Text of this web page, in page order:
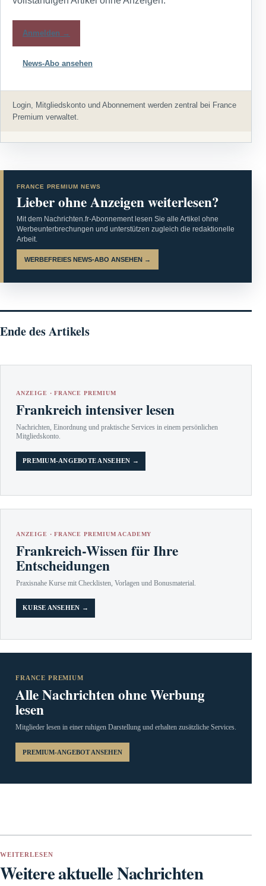
Anmelden →
News-Abo ansehen
Login, Mitgliedskonto und Abonnement werden zentral bei France
Premium verwaltet.
FRANCE PREMIUM NEWS
Lieber ohne Anzeigen weiterlesen?
Mit dem Nachrichten.fr-Abonnement lesen Sie alle Artikel ohne
Werbeunterbrechungen und unterstützen zugleich die redaktionelle
Arbeit.
WERBEFREIES NEWS-ABO ANSEHEN →
Ende des Artikels
ANZEIGE · FRANCE PREMIUM
Frankreich intensiver lesen
Nachrichten, Einordnung und praktische Services in einem persönlichen
Mitgliedskonto.
PREMIUM-ANGEBOTE ANSEHEN →
ANZEIGE · FRANCE PREMIUM ACADEMY
Frankreich-Wissen für Ihre
Entscheidungen
Praxisnahe Kurse mit Checklisten, Vorlagen und Bonusmaterial.
KURSE ANSEHEN →
FRANCE PREMIUM
Alle Nachrichten ohne Werbung
lesen
Mitglieder lesen in einer ruhigen Darstellung und erhalten zusätzliche Services.
PREMIUM-ANGEBOT ANSEHEN
WEITERLESEN
Weitere aktuelle Nachrichten